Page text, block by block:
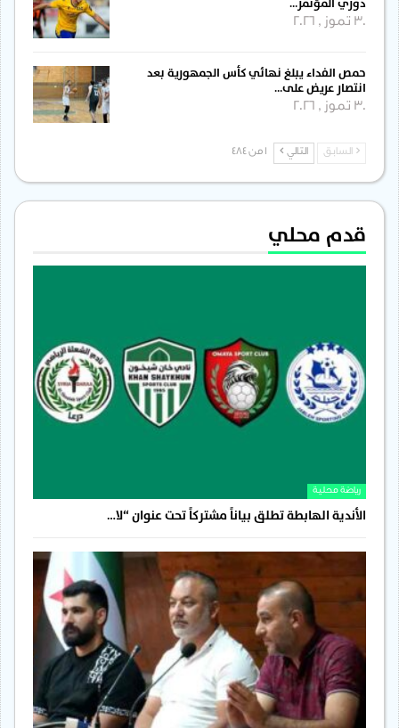
30 تموز , 2026
حمص الفداء يبلغ نهائي كأس الجمهورية بعد
انتصار عريض على…
30 تموز , 2026
السابق التالي
قدم محلي
رياضة محلية
الأندية الهابطة تطلق بياناً مشتركاً تحت عنوان “لا…